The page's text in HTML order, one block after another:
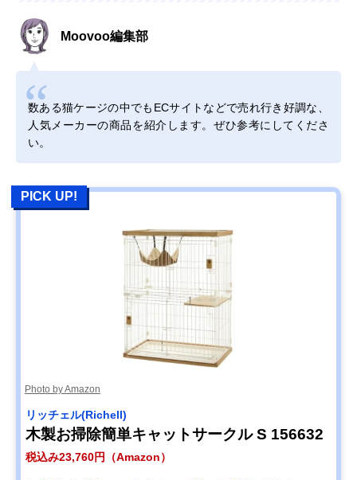
Moovoo編集部
数ある猫ケージの中でもECサイトなどで売れ行き好調な、
人気メーカーの商品を紹介します。ぜひ参考にしてくださ
い。
PICK UP!
Photo by Amazon
リッチェル(Richell)
木製お掃除簡単キャットサークル S 156632
税込み23,760円（Amazon）